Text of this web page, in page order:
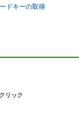
ドキーの取得
リック